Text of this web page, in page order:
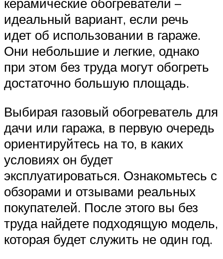
керамические обогреватели –
идеальный вариант, если речь
идет об использовании в гараже.
Они небольшие и легкие, однако
при этом без труда могут обогреть
достаточно большую площадь.
Выбирая газовый обогреватель для
дачи или гаража, в первую очередь
ориентируйтесь на то, в каких
условиях он будет
эксплуатироваться. Ознакомьтесь с
обзорами и отзывами реальных
покупателей. После этого вы без
труда найдете подходящую модель,
которая будет служить не один год.